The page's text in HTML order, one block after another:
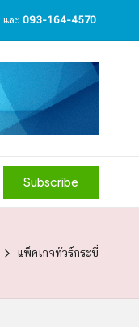
และ 093-164-4570.
Subscribe
แพ็คเกจทัวร์กระบี่